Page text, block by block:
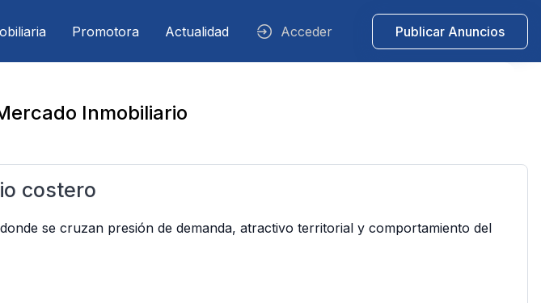
Promotora Actualidad Acceder Publicar Anuncios
Inmobiliario
costero
se cruzan presión de demanda, atractivo territorial y comportamiento del